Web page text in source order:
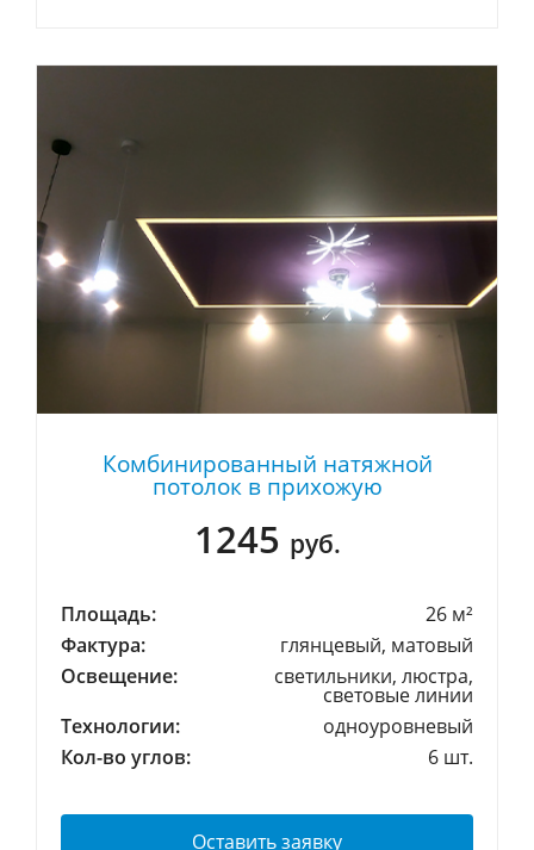
Комбинированный натяжной
потолок в прихожую
1245 руб.
Площадь:
26 м²
Фактура:
глянцевый, матовый
Освещение:
светильники, люстра,
световые линии
Технологии:
одноуровневый
Кол-во углов:
6 шт.
Оставить заявку